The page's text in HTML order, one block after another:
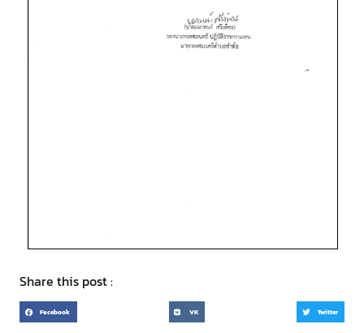
Share this post :
Facebook VK Twitter